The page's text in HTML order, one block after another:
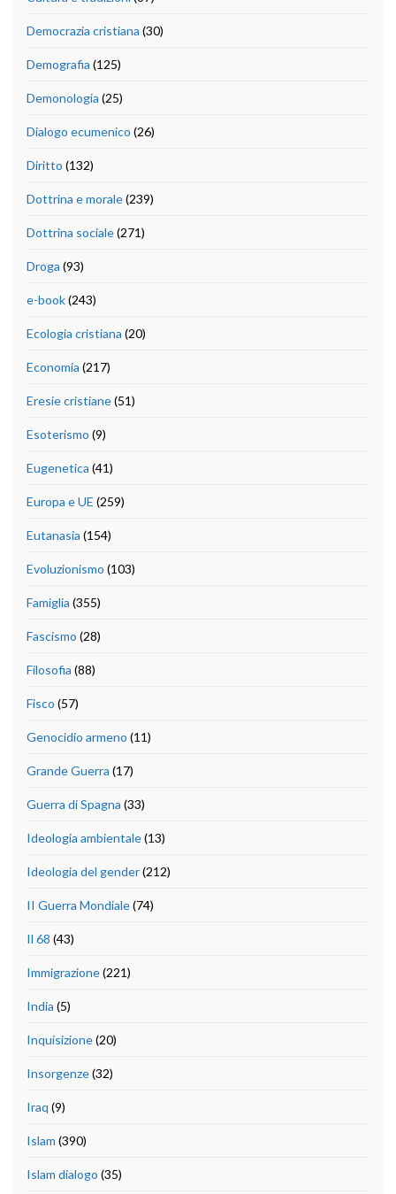
Democrazia cristiana (30)
Demografia (125)
Demonologia (25)
Dialogo ecumenico (26)
Diritto (132)
Dottrina e morale(239)
Dottrina sociale(271)
Droga (93)
e-book(243)
Ecologia cristiana (20)
Economia (217)
Eresie cristiane(51)
Esoterismo (9)
Eugenetica (41)
Europa e UE (259)
Eutanasia (154)
Evoluzionismo (103)
Famiglia (355)
Fascismo (28)
Filosofia (88)
Fisco (57)
Genocidio armeno (11)
Grande Guerra (17)
Guerra di Spagna (33)
Ideologia ambientale(13)
Ideologia del gender(212)
II Guerra Mondiale(74)
Il 68 (43)
Immigrazione(221)
India (5)
Inquisizione(20)
Insorgenze(32)
Iraq (9)
Islam (390)
Islam dialogo (35)